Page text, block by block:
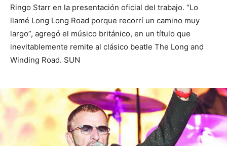
Ringo Starr en la presentación oficial del trabajo. “Lo
llamé Long Long Road porque recorrí un camino muy
largo”, agregó el músico británico, en un título que
inevitablemente remite al clásico beatle The Long and
Winding Road. SUN